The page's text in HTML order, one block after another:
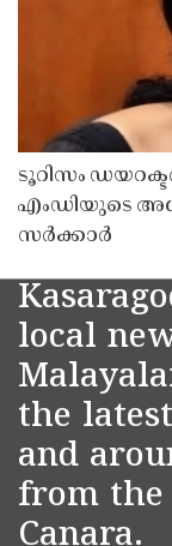
ടൂറിസം
എംഡിയുടെ
സർക്കാർ
local
the
and
from the
Canara.